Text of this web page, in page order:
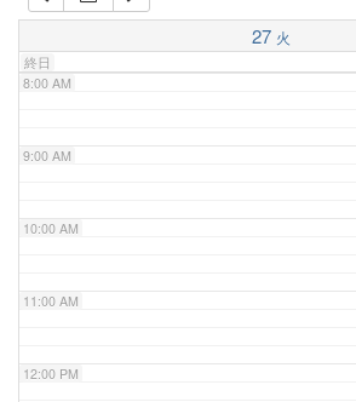
27 火
終日
7:00 AM
8:00 AM
9:00 AM
10:00 AM
11:00 AM
12:00 PM